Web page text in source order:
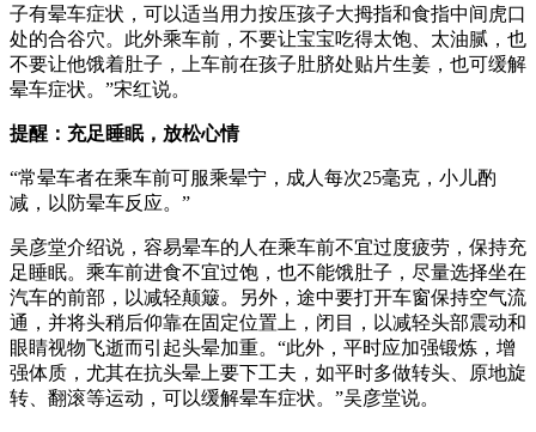
子有晕车症状，可以适当用力按压孩子大拇指和食指中间虎口
处的合谷穴。此外乘车前，不要让宝宝吃得太饱、太油腻，也
不要让他饿着肚子，上车前在孩子肚脐处贴片生姜，也可缓解
晕车症状。”宋红说。
提醒：充足睡眠，放松心情
“常晕车者在乘车前可服乘晕宁，成人每次25毫克，小儿酌
减，以防晕车反应。”
吴彦堂介绍说，容易晕车的人在乘车前不宜过度疲劳，保持充
足睡眠。乘车前进食不宜过饱，也不能饿肚子，尽量选择坐在
汽车的前部，以减轻颠簸。另外，途中要打开车窗保持空气流
通，并将头稍后仰靠在固定位置上，闭目，以减轻头部震动和
眼睛视物飞逝而引起头晕加重。“此外，平时应加强锻炼，增
强体质，尤其在抗头晕上要下工夫，如平时多做转头、原地旋
转、翻滚等运动，可以缓解晕车症状。”吴彦堂说。